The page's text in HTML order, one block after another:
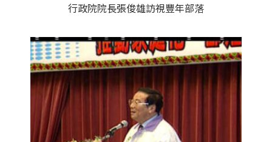
行政院院長張俊雄訪視豐年部落